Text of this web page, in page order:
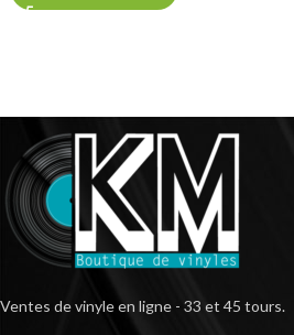
Ventes de vinyle en ligne - 33 et 45 tours.